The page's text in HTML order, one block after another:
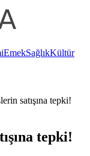
EmekSağlıkKültür
satışına tepki!
tepki!